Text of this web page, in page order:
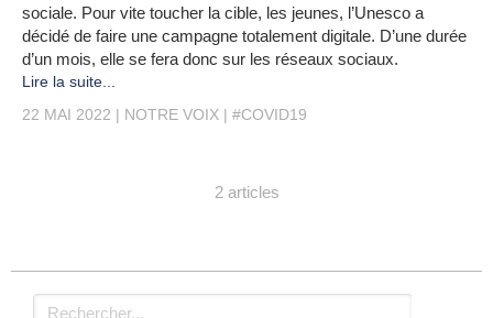
sociale. Pour vite toucher la cible, les jeunes, l’Unesco a
décidé de faire une campagne totalement digitale. D’une durée
d’un mois, elle se fera donc sur les réseaux sociaux.
Lire la suite...
22 MAI 2022
NOTRE VOIX #COVID19
2 articles
Rechercher